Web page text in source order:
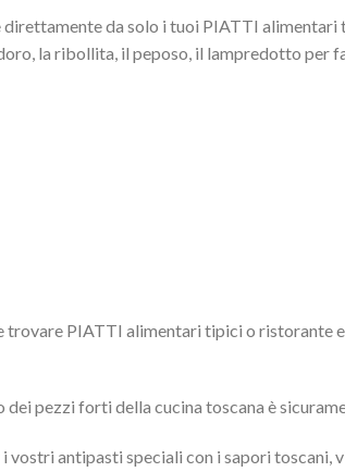
da solo i tuoi PIATTI
la ribollita, il peposo, il lampredotto per
trovare PIATTI alimentari tipici o
dei pezzi forti della cucina toscana è
i vostri antipasti speciali con i sapori toscani,